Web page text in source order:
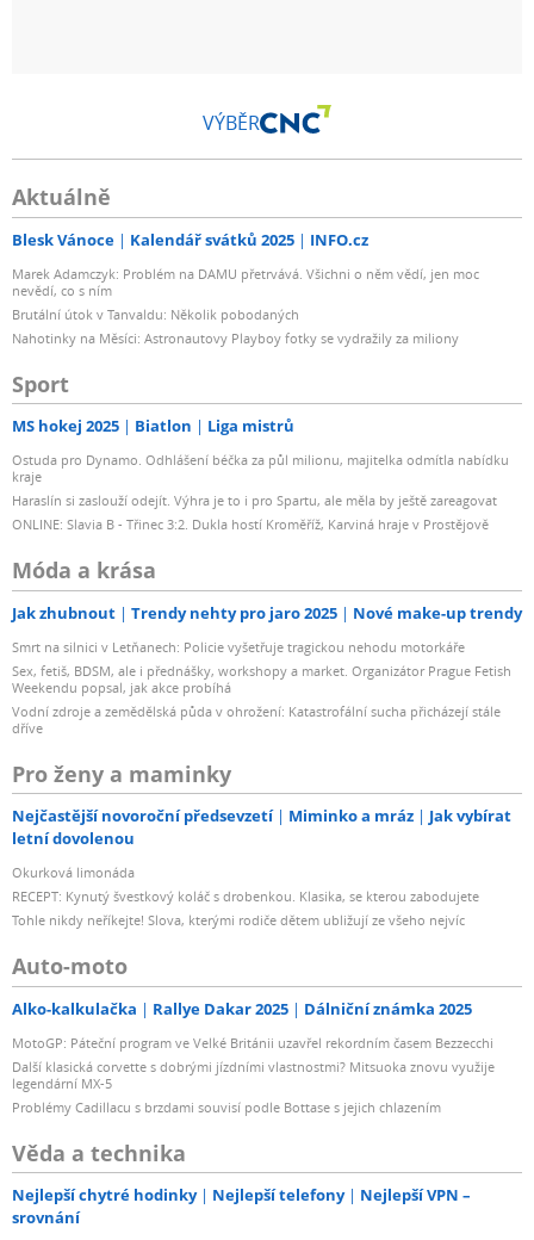
VÝBĚR
Aktuálně
Blesk Vánoce Kalendář svátků 2025 INFO.cz
Marek Adamczyk: Problém na DAMU přetrvává. Všichni o něm vědí, jen moc
nevědí, co s ním
Brutální útok v Tanvaldu: Několik pobodaných
Nahotinky na Měsíci: Astronautovy Playboy fotky se vydražily za miliony
Sport
MS hokej 2025 Biatlon Liga mistrů
Ostuda pro Dynamo. Odhlášení béčka za půl milionu, majitelka odmítla nabídku
kraje
Haraslín si zaslouží odejít. Výhra je to i pro Spartu, ale měla by ještě zareagovat
ONLINE: Slavia B - Třinec 3:2. Dukla hostí Kroměříž, Karviná hraje v Prostějově
Móda a krása
Jak zhubnout Trendy nehty pro jaro 2025 Nové make-up trendy
Smrt na silnici v Letňanech: Policie vyšetřuje tragickou nehodu motorkáře
Sex, fetiš, BDSM, ale i přednášky, workshopy a market. Organizátor Prague Fetish
Weekendu popsal, jak akce probíhá
Vodní zdroje a zemědělská půda v ohrožení: Katastrofální sucha přicházejí stále
dříve
Pro ženy a maminky
Nejčastější novoroční předsevzetí Miminko a mráz
Jak vybírat
letní dovolenou
Okurková limonáda
RECEPT: Kynutý švestkový koláč s drobenkou. Klasika, se kterou zabodujete
Tohle nikdy neříkejte! Slova, kterými rodiče dětem ubližují ze všeho nejvíc
Auto-moto
Alko-kalkulačka Rallye Dakar 2025 Dálniční známka 2025
MotoGP: Páteční program ve Velké Británii uzavřel rekordním časem Bezzecchi
Další klasická corvette s dobrými jízdními vlastnostmi? Mitsuoka znovu využije
legendární MX-5
Problémy Cadillacu s brzdami souvisí podle Bottase s jejich chlazením
Věda a technika
Nejlepší chytré hodinky Nejlepší telefony
Nejlepší VPN –
srovnání